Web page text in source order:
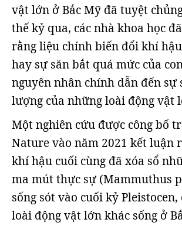
vật lớn ở Bắc Mỹ đã tuyệt
thế kỷ qua, các nhà khoa học
rằng liệu chính biến đổi khí
hay sự săn bắt quá mức của
nguyên nhân chính dẫn đến sự
lượng của những loài động vật
Một nghiên cứu được công bố
Nature vào năm 2021 kết luận
khí hậu cuối cùng đã xóa sổ
ma mút thực sự (Mammuthus
sống sót vào cuối kỷ
loài động vật lớn khác sống ở